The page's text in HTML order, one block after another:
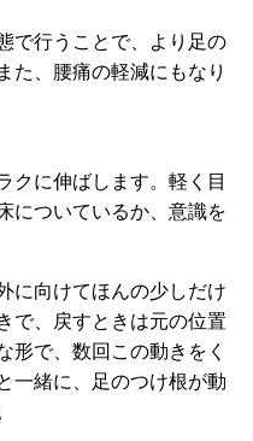
で行うことで、より足の
た、腰痛の軽減にもなり
に伸ばします。軽く目
についているか、意識を
に向けてほんの少しだけ
で、戻すときは元の位置
形で、数回この動きをく
一緒に、足のつけ根が動